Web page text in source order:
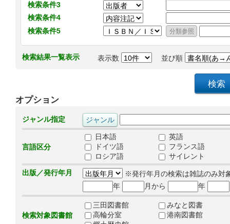
検索条件3
検索条件4
検索条件5
検索結果一覧表示 表示数 並び順
オプション
ジャンル指定
言語区分
日本語
英語
ドイツ語
フランス語
ロシア語
サイレント
出版／発行年月
※発行年月の検索は雑誌のみ対
年
月から 年
検索対象図書館
三田図書館
みなと図書
高輪分室
港南図書館